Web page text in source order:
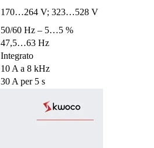
170…264 V; 323…528 V
50/60 Hz – 5…5 %
47,5…63 Hz
Integrato
10 A a 8 kHz
30 A per 5 s